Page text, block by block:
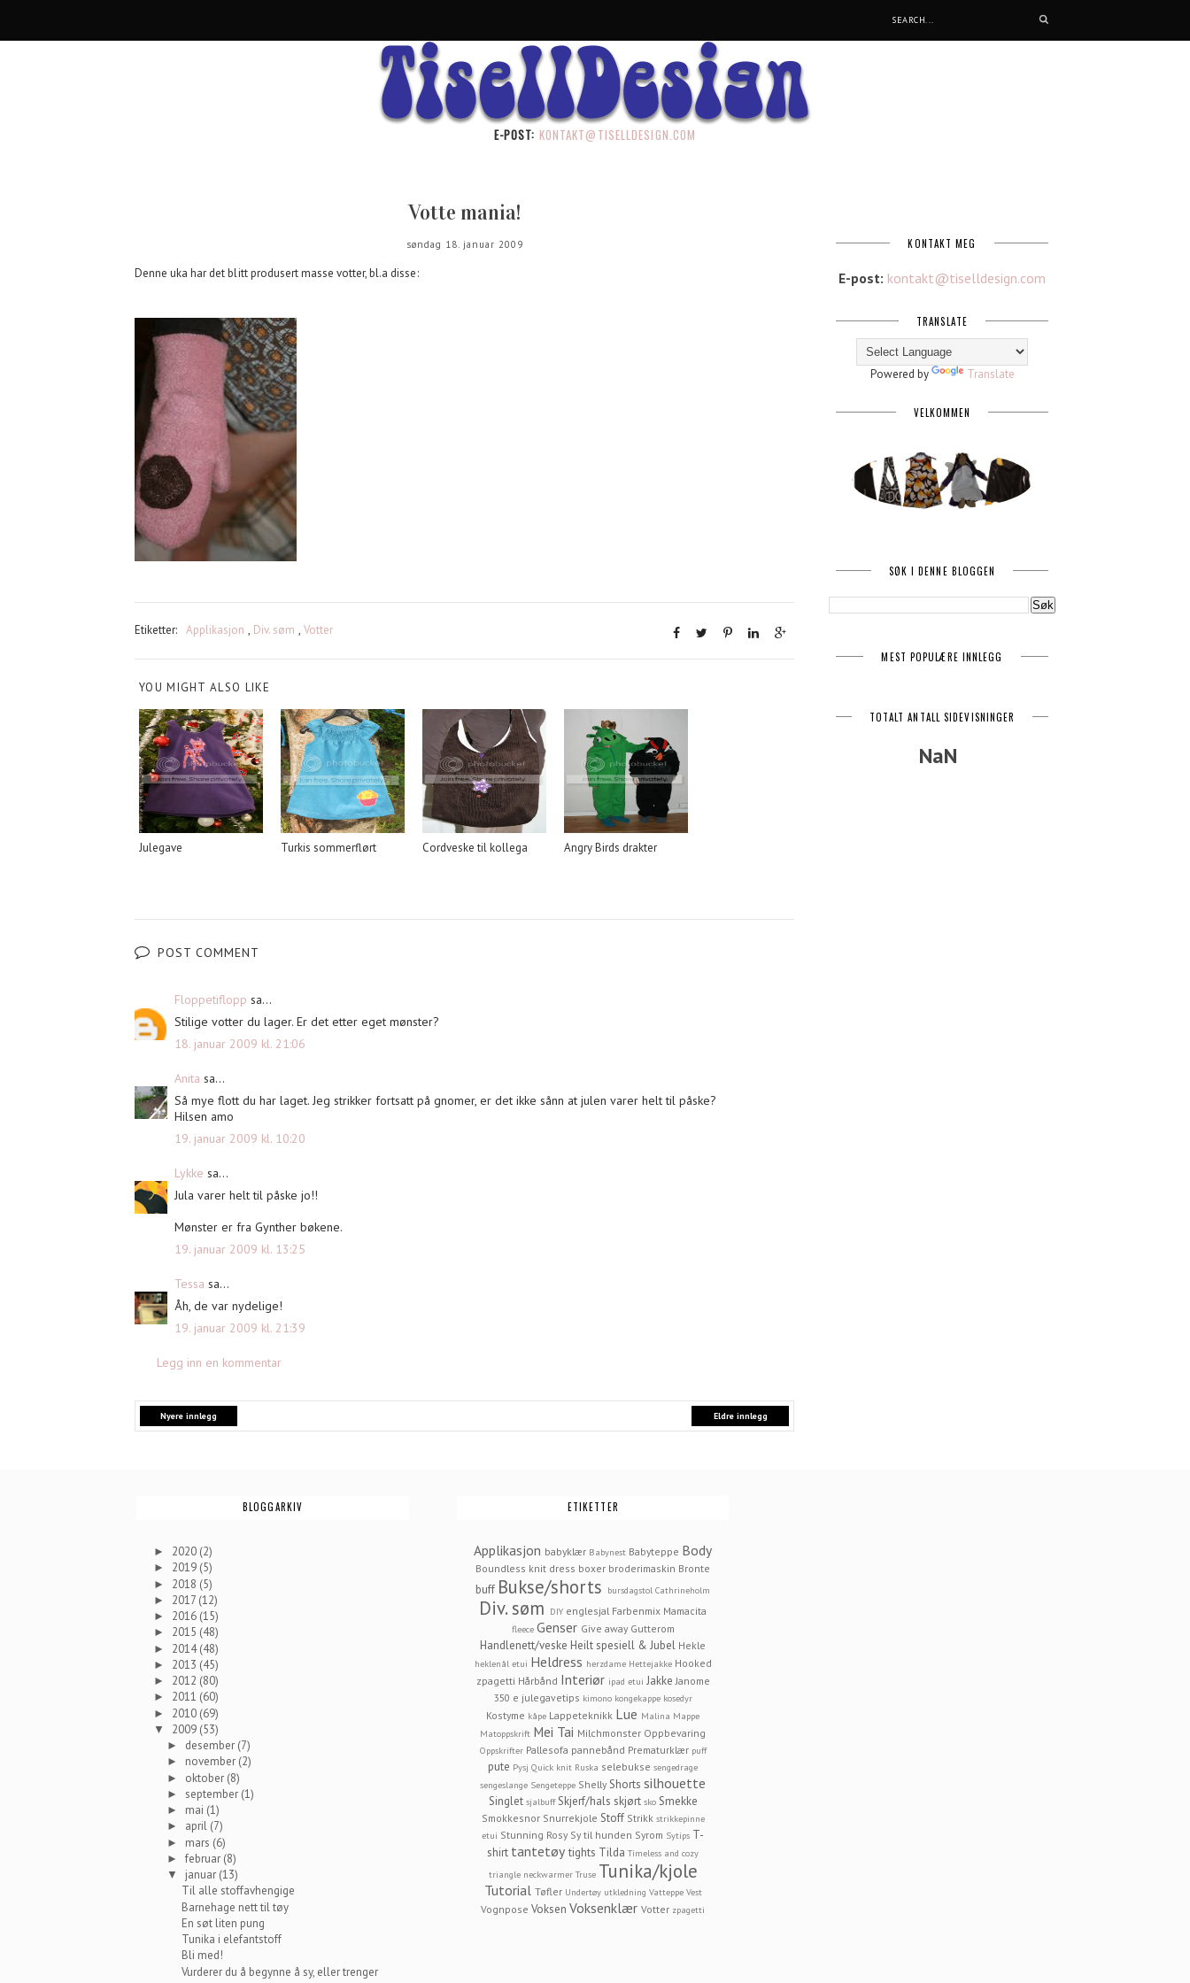
E-POST: KONTAKT@TISELLDESIGN.COM
Votte mania!
søndag 18. januar 2009
Denne uka har det blitt produsert masse votter, bl.a disse:
Etiketter: Applikasjon , Div. søm , Votter
YOU MIGHT ALSO LIKE
Julegave Turkis sommerflørt Cordveske til kollega Angry Birds drakter
POST COMMENT
Floppetiflopp sa...
Stilige votter du lager. Er det etter eget mønster?
18. januar 2009 kl. 21:06
Anita sa...
Så mye flott du har laget. Jeg strikker fortsatt på gnomer, er det ikke sånn at julen varer helt til påske?
Hilsen amo
19. januar 2009 kl. 10:20
Lykke sa...
Jula varer helt til påske jo!!
Mønster er fra Gynther bøkene.
19. januar 2009 kl. 13:25
Tessa sa...
Åh, de var nydelige!
19. januar 2009 kl. 21:39
Legg inn en kommentar
Nyere innlegg Eldre innlegg
KONTAKT MEG
E-post: kontakt@tiselldesign.com
TRANSLATE
Powered by Translate
VELKOMMEN
SØK I DENNE BLOGGEN
MEST POPULÆRE INNLEGG
TOTALT ANTALL SIDEVISNINGER
NaN
BLOGGARKIV
► 2020 (2)
► 2019 (5)
► 2018 (5)
► 2017 (12)
► 2016 (15)
► 2015 (48)
► 2014(48)
► 2013 (45)
► 2012 (80)
► 2011 (60)
► 2010 (69)
▼ 2009 (53)
► desember (7)
► november (2)
► oktober (8)
► september (1)
► mai (1)
► april (7)
► mars (6)
►februar (8)
▼ januar (13)
Til alle stoffavhengige
Barnehage nett til tøy
En søt liten pung
Tunika i elefantstoff
Bli med!
Vurderer du å begynne å sy, eller trenger
ETIKETTER
Applikasjon babyklær Babynest Babyteppe Body
Boundless knit dress boxer broderimaskin Bronte
buff Bukse/shorts bursdagstol Cathrineholm
Div. søm DIY englesjal Farbenmix Mamacita
fleece Genser Give away Gutterom
Handlenett/veske Heilt spesiell & Jubel Hekle
heklenål etui Heldress herzdame Hettejakke Hooked
zpagetti Hårbånd Interiør ipad etui Jakke Janome
350 e julegavetips kimono kongekappe kosedyr
Kostyme kåpe Lappeteknikk Lue Malina Mappe
Matoppskrift Mei Tai Milchmonster Oppbevaring
Oppskrifter Pallesofa pannebånd Prematurklær puff
pute Pysj Quick knit Ruska selebukse sengedrage
sengeslange Sengeteppe Shelly Shorts silhouette
Singlet sjalbuff Skjerf/hals skjørt sko Smekke
Smokkesnor Snurrekjole Stoff Strikk strikkepinne
etui Stunning Rosy Sy til hunden Syrom Sytips T-
shirt tantetøy tights Tilda Timeless and cozy
triangle neckwarmer Truse Tunika/kjole
Tutorial Tøfler Undertøy utkledning Vatteppe Vest
Vognpose Voksen Voksenklær Votter zpagetti